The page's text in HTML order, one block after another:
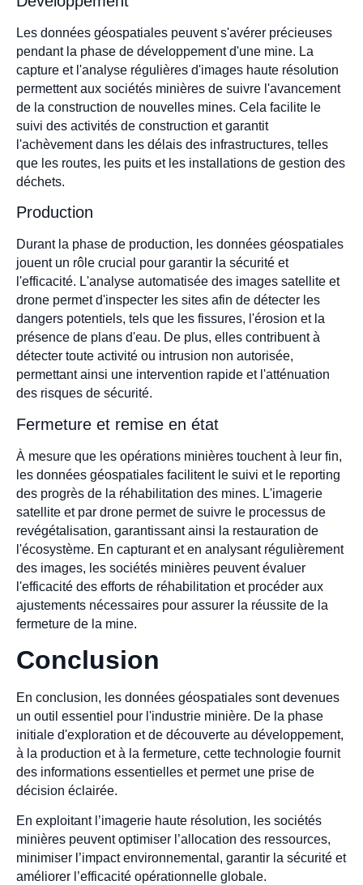
Les données géospatiales peuvent s'avérer précieuses
pendant la phase de développement d'une mine. La
capture et l'analyse régulières d'images haute résolution
permettent aux sociétés minières de suivre l'avancement
de la construction de nouvelles mines. Cela facilite le
suivi des activités de construction et garantit
l'achèvement dans les délais des infrastructures, telles
que les routes, les puits et les installations de gestion des
déchets.
Production
Durant la phase de production, les données géospatiales
jouent un rôle crucial pour garantir la sécurité et
l'efficacité. L'analyse automatisée des images satellite et
drone permet d'inspecter les sites afin de détecter les
dangers potentiels, tels que les fissures, l'érosion et la
présence de plans d'eau. De plus, elles contribuent à
détecter toute activité ou intrusion non autorisée,
permettant ainsi une intervention rapide et l'atténuation
des risques de sécurité.
Fermeture et remise en état
À mesure que les opérations minières touchent à leur fin,
les données géospatiales facilitent le suivi et le reporting
des progrès de la réhabilitation des mines. L'imagerie
satellite et par drone permet de suivre le processus de
revégétalisation, garantissant ainsi la restauration de
l'écosystème. En capturant et en analysant régulièrement
des images, les sociétés minières peuvent évaluer
l'efficacité des efforts de réhabilitation et procéder aux
ajustements nécessaires pour assurer la réussite de la
fermeture de la mine.
Conclusion
En conclusion, les données géospatiales sont devenues
un outil essentiel pour l'industrie minière. De la phase
initiale d'exploration et de découverte au développement,
à la production et à la fermeture, cette technologie fournit
des informations essentielles et permet une prise de
décision éclairée.
En exploitant l’imagerie haute résolution, les sociétés
minières peuvent optimiser l’allocation des ressources,
minimiser l’impact environnemental, garantir la sécurité et
améliorer l’efficacité opérationnelle globale.